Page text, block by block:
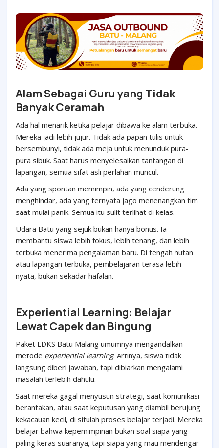
Alam Sebagai Guru yang Tidak
Banyak Ceramah
Ada hal menarik ketika pelajar dibawa ke alam terbuka.
Mereka jadi lebih jujur. Tidak ada papan tulis untuk
bersembunyi, tidak ada meja untuk menunduk pura-
pura sibuk. Saat harus menyelesaikan tantangan di
lapangan, semua sifat asli perlahan muncul.
Ada yang spontan memimpin, ada yang cenderung
menghindar, ada yang ternyata jago menenangkan tim
saat mulai panik. Semua itu sulit terlihat di kelas.
Udara Batu yang sejuk bukan hanya bonus. Ia
membantu siswa lebih fokus, lebih tenang, dan lebih
terbuka menerima pengalaman baru. Di tengah hutan
atau lapangan terbuka, pembelajaran terasa lebih
nyata, bukan sekadar hafalan.
Experiential Learning: Belajar
Lewat Capek dan Bingung
Paket LDKS Batu Malang umumnya mengandalkan
metode experiential learning. Artinya, siswa tidak
langsung diberi jawaban, tapi dibiarkan mengalami
masalah terlebih dahulu.
Saat mereka gagal menyusun strategi, saat komunikasi
berantakan, atau saat keputusan yang diambil berujung
kekacauan kecil, di situlah proses belajar terjadi. Mereka
belajar bahwa kepemimpinan bukan soal siapa yang
paling keras suaranya, tapi siapa yang mau mendengar